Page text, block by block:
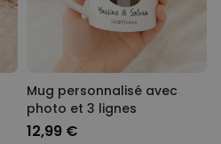
Mug personnalisé avec
photo et 3 lignes
12,99 €